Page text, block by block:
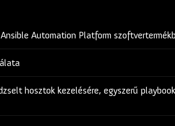
Automation Platform
hosztok kezelésére, egyszerű